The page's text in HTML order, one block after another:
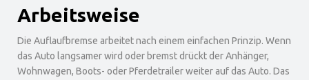
Arbeitsweise
Die Auflaufbremse arbeitet nach einem einfachen Prinzip. Wenn
das Auto langsamer wird oder bremst drückt der Anhänger,
Wohnwagen, Boots- oder Pferdetrailer weiter auf das Auto. Das